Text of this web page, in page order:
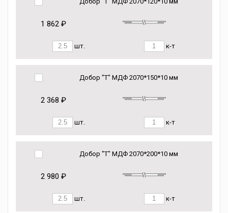
1 862 ₽
шт. к-т
Добор "Т" МДФ 2070*150*10 мм
2 368 ₽
шт. к-т
Добор "Т" МДФ 2070*200*10 мм
2 980 ₽
шт. к-т